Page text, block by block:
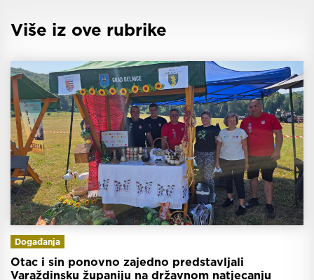
Više iz ove rubrike
Događanja
Otac i sin ponovno zajedno predstavljali
Varaždinsku županiju na državnom natjecanju